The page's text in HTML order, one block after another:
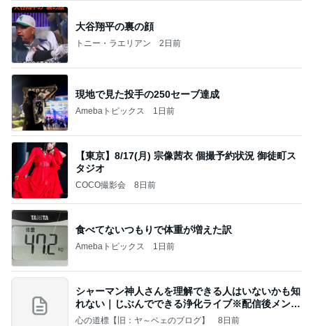
大谷翔平の裏の顔
トニー・ラエリアン 2日前
現地で見た投手の250セーブ達成
Amebaトピックス 1日前
【東京】8/17(月) 宗像茜衣 個撮予約状況 御徒町ス
タジオ
COCO撮影会 8日前
食べてないつもりで体重が増えた訳
Amebaトピックス 1日前
シャーマン神人さんを理解できる人はいないかも知
れない｜じぶんでできる浄化ライブ※配信後メンバ
ー限
心の道標【旧：ヤ～ベェのブログ】 8日前